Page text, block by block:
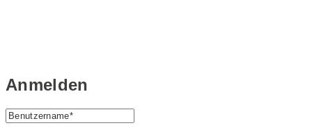
Anmelden